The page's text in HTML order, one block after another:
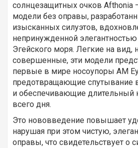
солнцезащитных очков Afthonia
модели без оправы,
изысканных силуэтов,
непринужденной
Эгейского моря. Легкие на вид,
совершенные, эти модели
первые в мире носоупоры AM
предотвращающие спутывание
и обеспечивающие длительный
всего дня.
Это нововведение повышает
нарушая при этом чистую,
оправы, что свидетельствует о